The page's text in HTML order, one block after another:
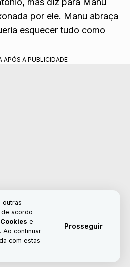
outras
de acordo
e
. Ao continuar
com estas
Prosseguir
vida de Antônio. Marreta
mas diz para Manu
por ele. Manu abraça
esquecer tudo como